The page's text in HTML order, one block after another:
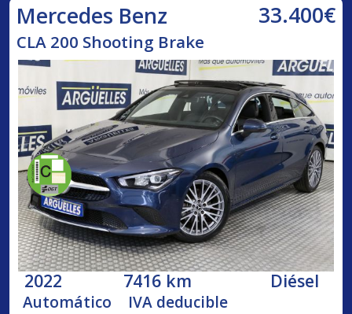
Mercedes Benz 33.400€
CLA 200 Shooting Brake
2022 7416 km Diésel
Automático IVA deducible